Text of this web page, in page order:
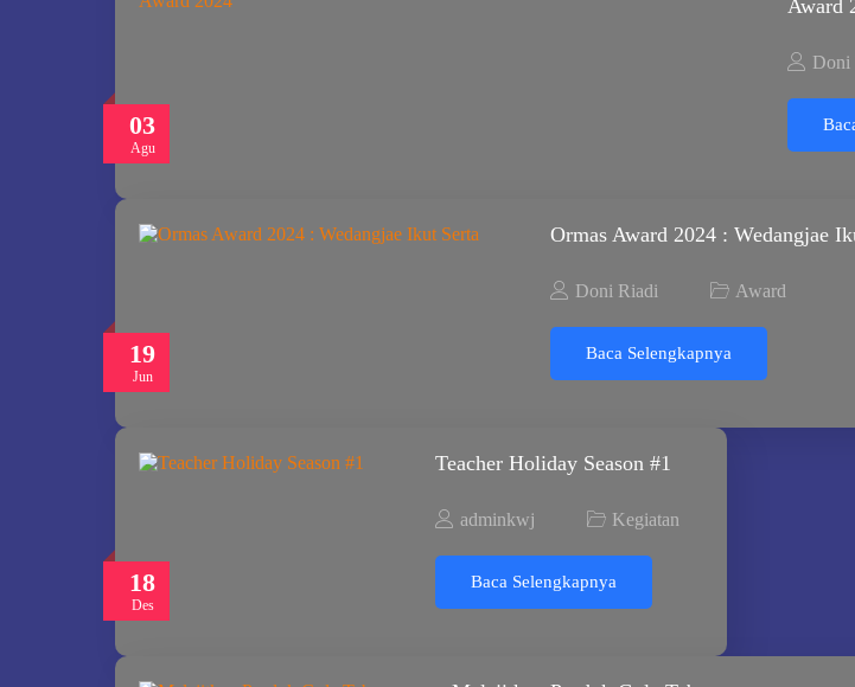
03
Agu
Award
Doni
19
Jun
Ormas Award 2024 : Wedangjae
Doni Riadi Award
Baca Selengkapnya
18
Des
Teacher Holiday Season #1
adminkwj Kegiatan
Baca Selengkapnya